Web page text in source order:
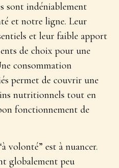
sont indéniablement
et notre ligne. Leur
et leur faible apport
de choix pour une
consommation
permet de couvrir une
nutritionnels tout en
fonctionnement de
volonté” est à nuancer.
globalement peu